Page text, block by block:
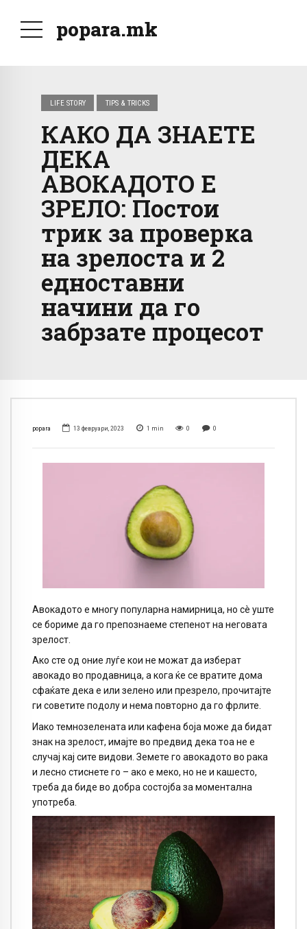
popara.mk
LIFE STORY TIPS & TRICKS
КАКО ДА ЗНАЕТЕ
ДЕКА
АВОКАДОТО Е
ЗРЕЛО: Постои
трик за проверка
на зрелоста и 2
едноставни
начини да го
забрзате процесот
popara 13 февруари, 2023 1 min 0 0
Авокадото е многу популарна намирница, но сè уште
се бориме да го препознаеме степенот на неговата
зрелост.
Ако сте од оние луѓе кои не можат да изберат
авокадо во продавница, а кога ќе се вратите дома
сфаќате дека е или зелено или презрело, прочитајте
ги советите подолу и нема повторно да го фрлите.
Иако темнозелената или кафена боја може да бидат
знак на зрелост, имајте во предвид дека тоа не е
случај кај сите видови. Земете го авокадото во рака
и лесно стиснете го – ако е меко, но не и кашесто,
треба да биде во добра состојба за моментална
употреба.